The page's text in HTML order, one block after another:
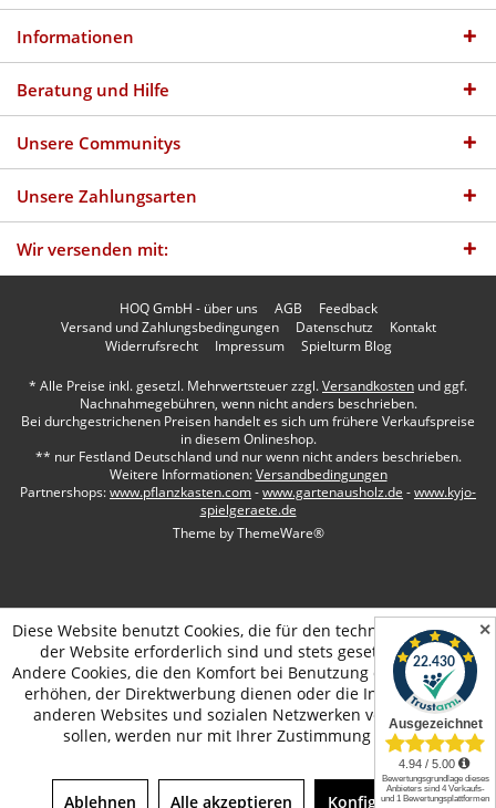
✕
Informationen
Beratung und Hilfe
Unsere Communitys
Unsere Zahlungsarten
Wir versenden mit:
HOQ GmbH - über uns AGB
Feedback
Versand und Zahlungsbedingungen
Datenschutz
Kontakt
Widerrufsrecht
Impressum Spielturm Blog
* Alle Preise inkl. gesetzl. Mehrwertsteuer zzgl.Versandkosten und ggf.
Nachnahmegebühren, wenn nicht anders beschrieben.
Bei durchgestrichenen Preisen handelt es sich um frühere Verkaufspreise
in diesem Onlineshop.
** nur Festland Deutschland und nur wenn nicht anders beschrieben.
Weitere Informationen:Versandbedingungen
Partnershops:www.pflanzkasten.com-www.gartenausholz.de -www.kyjo-
spielgeraete.de
Theme byThemeWare®
Diese Website benutzt Cookies, die für den technischen Betrieb
der Website erforderlich sind und stets gesetzt werden.
Andere Cookies, die den Komfort bei Benutzung dieser Website
erhöhen, der Direktwerbung dienen oder die Interaktion mit
anderen Websites und sozialen Netzwerken vereinfachen
sollen, werden nur mit Ihrer Zustimmung gesetzt.
Ablehnen Alle akzeptieren Konfigurieren